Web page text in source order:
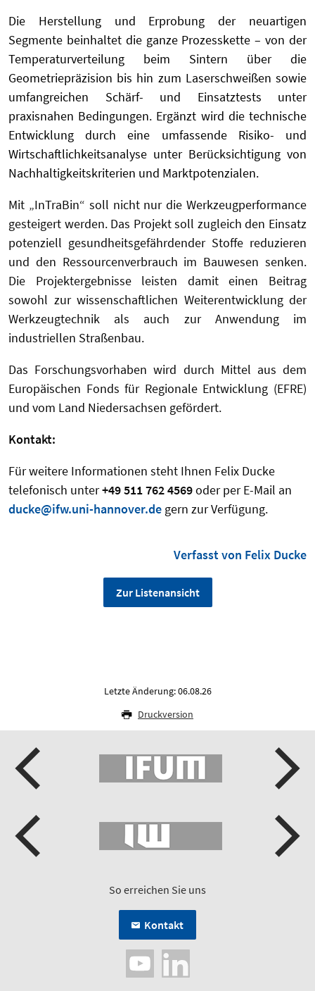
Die Herstellung und Erprobung der neuartigen
Segmente beinhaltet die ganze Prozesskette – von der
Temperaturverteilung beim Sintern über die
Geometriepräzision bis hin zum Laserschweißen sowie
umfangreichen Schärf- und Einsatztests unter
praxisnahen Bedingungen. Ergänzt wird die technische
Entwicklung durch eine umfassende Risiko- und
Wirtschaftlichkeitsanalyse unter Berücksichtigung von
Nachhaltigkeitskriterien und Marktpotenzialen.
Mit „InTraBin“ soll nicht nur die Werkzeugperformance
gesteigert werden. Das Projekt soll zugleich den Einsatz
potenziell gesundheitsgefährdender Stoffe reduzieren
und den Ressourcenverbrauch im Bauwesen senken.
Die Projektergebnisse leisten damit einen Beitrag
sowohl zur wissenschaftlichen Weiterentwicklung der
Werkzeugtechnik als auch zur Anwendung im
industriellen Straßenbau.
Das Forschungsvorhaben wird durch Mittel aus dem
Europäischen Fonds für Regionale Entwicklung (EFRE)
und vom Land Niedersachsen gefördert.
Kontakt:
Für weitere Informationen steht Ihnen Felix Ducke
telefonisch unter+49 511 762 4569oder per E-Mail an
ducke@ifw.uni-hannover.de gern zur Verfügung.
Verfasst von Felix Ducke
Zur Listenansicht
Letzte Änderung: 06.08.26
Druckversion
So erreichen Sie uns
Kontakt